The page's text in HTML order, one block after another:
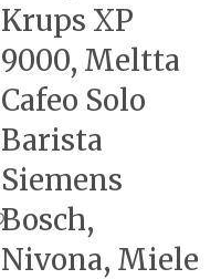
Krups XP
9000, Meltta
Cafeo Solo
Barista
Siemens
Bosch,
Nivona, Miele